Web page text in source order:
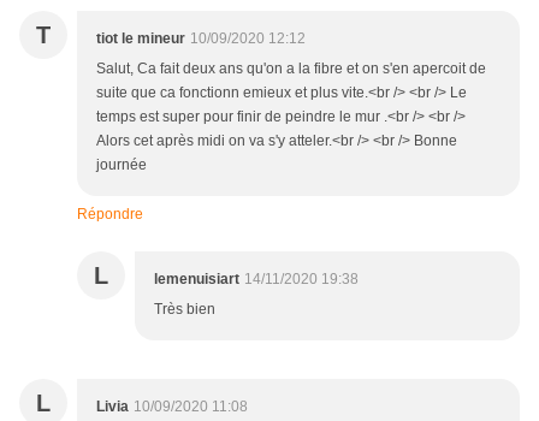
T tiot le mineur 10/09/2020 12:12
Salut, Ca fait deux ans qu'on a la fibre et on s'en apercoit de
suite que ca fonctionn emieux et plus vite.<br /> <br /> Le
temps est super pour finir de peindre le mur .<br /> <br />
Alors cet après midi on va s'y atteler.<br /> <br /> Bonne
journée
Répondre
L lemenuisiart 14/11/2020 19:38
Très bien
L Livia 10/09/2020 11:08